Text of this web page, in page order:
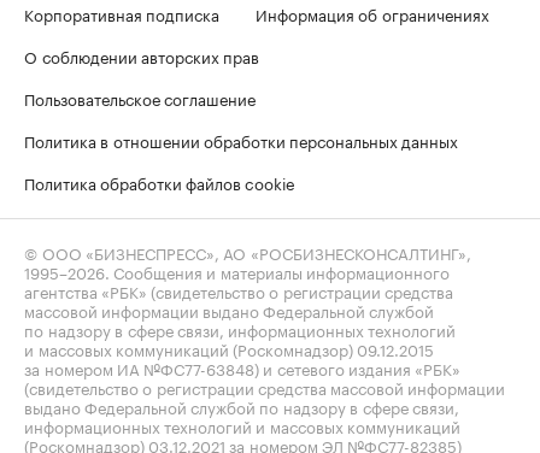
Корпоративная подписка
Информация об ограничениях
О соблюдении авторских прав
Пользовательское соглашение
Политика в отношении обработки персональных данных
Политика обработки файлов cookie
© ООО «БИЗНЕСПРЕСС», АО «РОСБИЗНЕСКОНСАЛТИНГ»,
1995–2026. Сообщения и материалы информационного
агентства «РБК» (свидетельство о регистрации средства
массовой информации выдано Федеральной службой
по надзору в сфере связи, информационных технологий
и массовых коммуникаций (Роскомнадзор) 09.12.2015
за номером ИА №ФС77-63848) и сетевого издания «РБК»
(свидетельство о регистрации средства массовой информации
выдано Федеральной службой по надзору в сфере связи,
информационных технологий и массовых коммуникаций
(Роскомнадзор) 03.12.2021 за номером ЭЛ №ФС77-82385)